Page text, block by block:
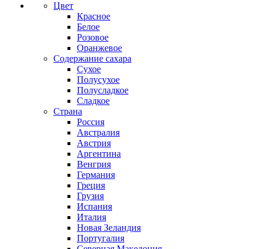
Цвет
Красное
Белое
Розовое
Оранжевое
Содержание сахара
Сухое
Полусухое
Полусладкое
Сладкое
Страна
Россия
Австралия
Австрия
Аргентина
Венгрия
Германия
Греция
Грузия
Испания
Италия
Новая Зеландия
Португалия